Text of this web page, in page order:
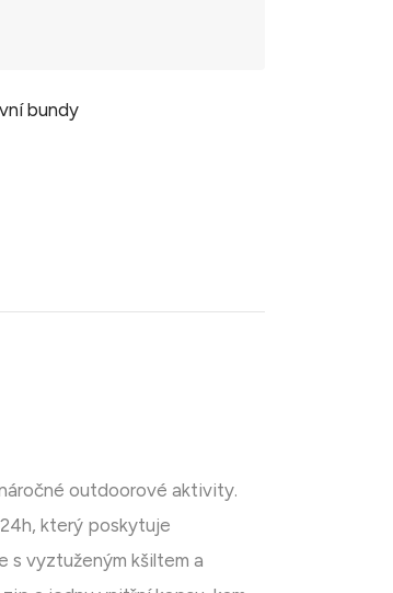
bundy
outdoorové aktivity.
který poskytuje
s vyztuženým kšiltem a